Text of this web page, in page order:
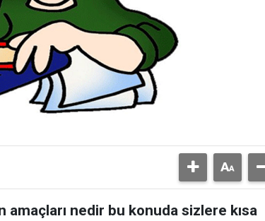
amaçları nedir bu konuda sizlere kısa